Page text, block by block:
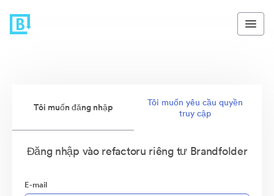
Tôi muốn đăng nhập
Tôi muốn yêu cầu quyền
truy cập
Đăng nhập vào refactoru riêng tư Brandfolder
E-mail